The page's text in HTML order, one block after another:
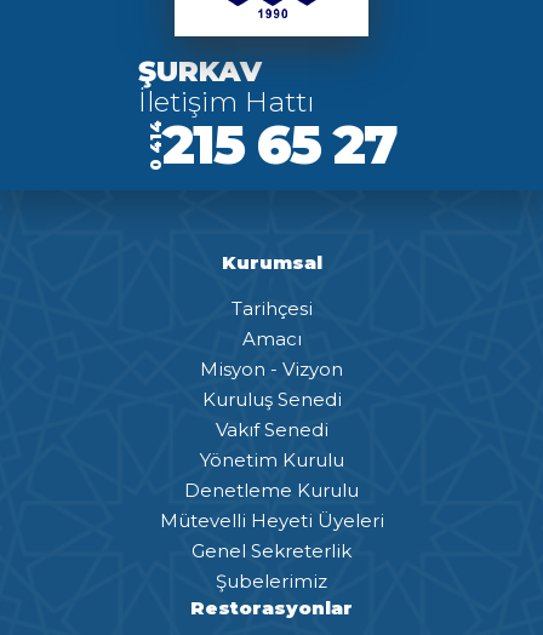
ŞURKAV
İletişim Hattı
0 414215 65 27
Kurumsal
Tarihçesi
Amacı
Misyon - Vizyon
Kuruluş Senedi
Vakıf Senedi
Yönetim Kurulu
Denetleme Kurulu
Mütevelli Heyeti Üyeleri
Genel Sekreterlik
Şubelerimiz
Restorasyonlar